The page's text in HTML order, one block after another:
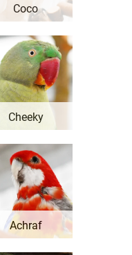
Coco
Cheeky
Achraf